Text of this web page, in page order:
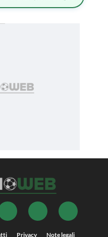
Privacy Note legali